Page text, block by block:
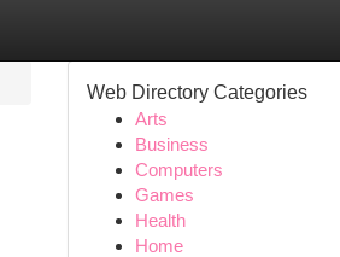
Web Directory Categories
Arts
Business
Computers
Games
Health
Home